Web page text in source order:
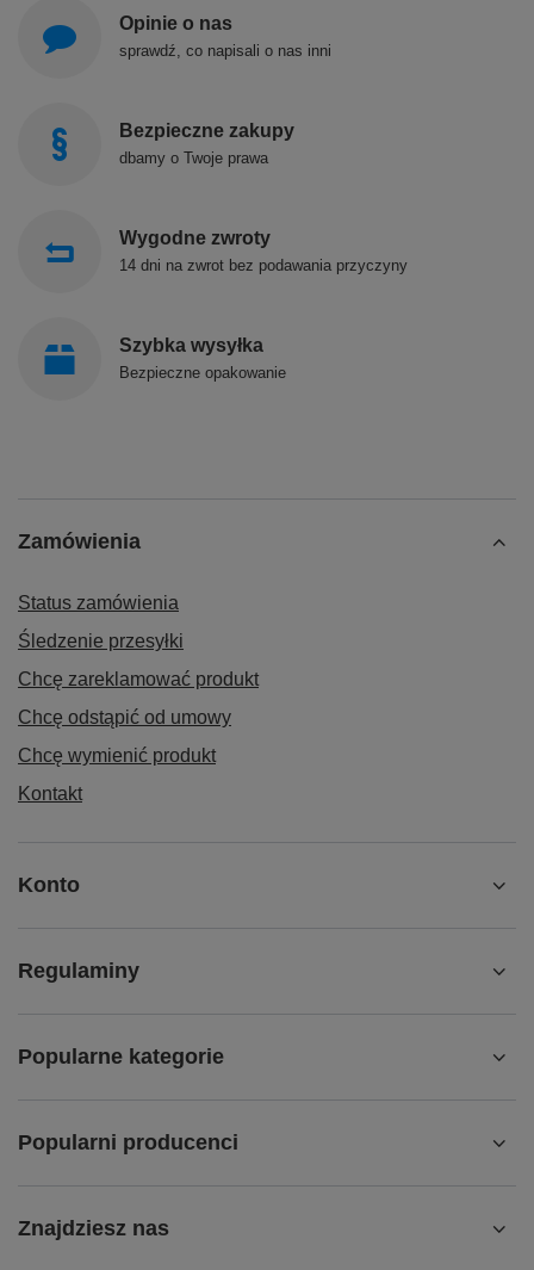
Opinie o nas
sprawdź, co napisali o nas inni
Bezpieczne zakupy
dbamy o Twoje prawa
Wygodne zwroty
14 dni na zwrot bez podawania przyczyny
Szybka wysyłka
Bezpieczne opakowanie
Zamówienia
Status zamówienia
Śledzenie przesyłki
Chcę zareklamować produkt
Chcę odstąpić od umowy
Chcę wymienić produkt
Kontakt
Konto
Regulaminy
Popularne kategorie
Popularni producenci
Znajdziesz nas